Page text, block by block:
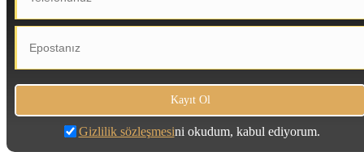
Gizlilik sözleşmesini okudum, kabul ediyorum.